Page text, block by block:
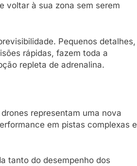
voltar à sua zona sem serem
Pequenos detalhes,
rápidas, fazem toda a
repleta de adrenalina.
representam uma nova
em pistas complexas e
tanto do desempenho dos